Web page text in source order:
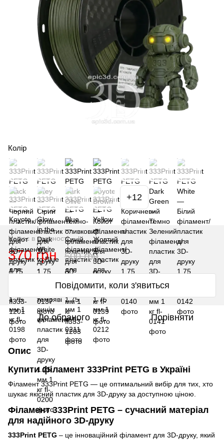
Колір
+12
Немає в наявності
370 грн 500 грн
Повідомити, коли з'явиться
До обраного Порівняти
Опис
Купити філамент 333Print PETG в Україні
Філамент 333Print PETG — це оптимальний вибір для тих, хто
шукає якісний пластик для 3D-друку за доступною ціною.
Філамент 333Print PETG – сучасний матеріал
для надійного 3D-друку
333Print PETG – це інноваційний філамент для 3D-друку, який